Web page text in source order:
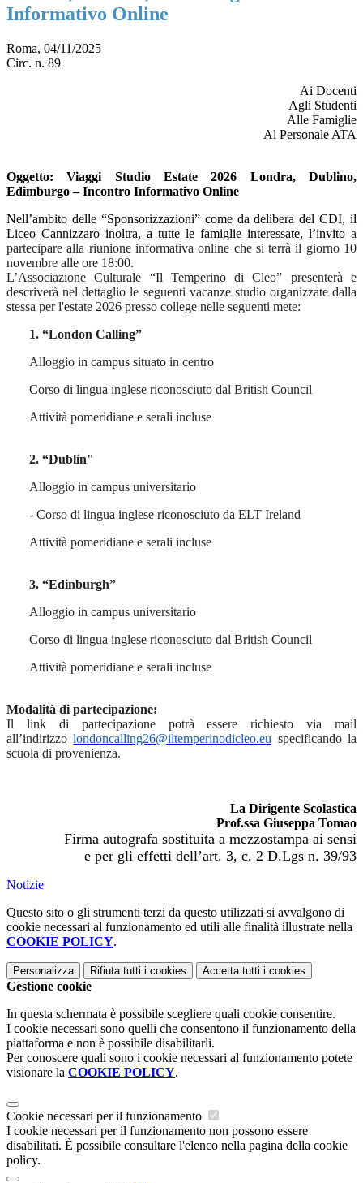
Informativo Online
Roma, 04/11/2025
Circ. n. 89
Ai Docenti
Agli Studenti
Alle Famiglie
Al Personale ATA
Oggetto: Viaggi Studio Estate 2026 Londra, Dublino,
Edimburgo – Incontro Informativo Online
Nell’ambito delle “Sponsorizzazioni” come da delibera del CDI, il
Liceo Cannizzaro inoltra, a tutte le famiglie interessate, l’invito a
partecipare alla riunione informativa online che si terrà il giorno 10
novembre alle ore 18:00.
L’Associazione Culturale “Il Temperino di Cleo” presenterà e
descriverà nel dettaglio le seguenti vacanze studio organizzate dalla
stessa per l'estate 2026 presso college nelle seguenti mete:
1. “London Calling”
Alloggio in campus situato in centro
Corso di lingua inglese riconosciuto dal British Council
Attività pomeridiane e serali incluse
2. “Dublin"
Alloggio in campus universitario
- Corso di lingua inglese riconosciuto da ELT Ireland
Attività pomeridiane e serali incluse
3. “Edinburgh”
Alloggio in campus universitario
Corso di lingua inglese riconosciuto dal British Council
Attività pomeridiane e serali incluse
Modalità di partecipazione:
Il link di partecipazione potrà essere richiesto via mail
all’indirizzolondoncalling26@iltemperinodicleo.eu specificando la
scuola di provenienza.
La Dirigente Scolastica
Prof.ssa Giuseppa Tomao
Firma autografa sostituita a mezzostampa ai sensi
e per gli effetti dell’art. 3, c. 2 D.Lgs n. 39/93
Notizie
Questo sito o gli strumenti terzi da questo utilizzati si avvalgono di
cookie necessari al funzionamento ed utili alle finalità illustrate nella
COOKIE POLICY.
Personalizza Rifiuta tutti i cookies Accetta tutti i cookies
Gestione cookie
In questa schermata è possibile scegliere quali cookie consentire.
I cookie necessari sono quelli che consentono il funzionamento della
piattaforma e non è possibile disabilitarli.
Per conoscere quali sono i cookie necessari al funzionamento potete
visionare la COOKIE POLICY.
Cookie necessari per il funzionamento
I cookie necessari per il funzionamento non possono essere
disabilitati. È possibile consultare l'elenco nella pagina della cookie
policy.